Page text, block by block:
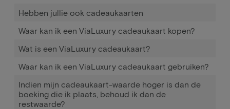
Hebben jullie ook cadeaukaarten
Waar kan ik een ViaLuxury cadeaukaart kopen?
Wat is een ViaLuxury cadeaukaart?
Waar kan ik een ViaLuxury cadeaukaart gebruiken?
Indien mijn cadeaukaart-waarde hoger is dan de
boeking die ik plaats, behoud ik dan de
restwaarde?